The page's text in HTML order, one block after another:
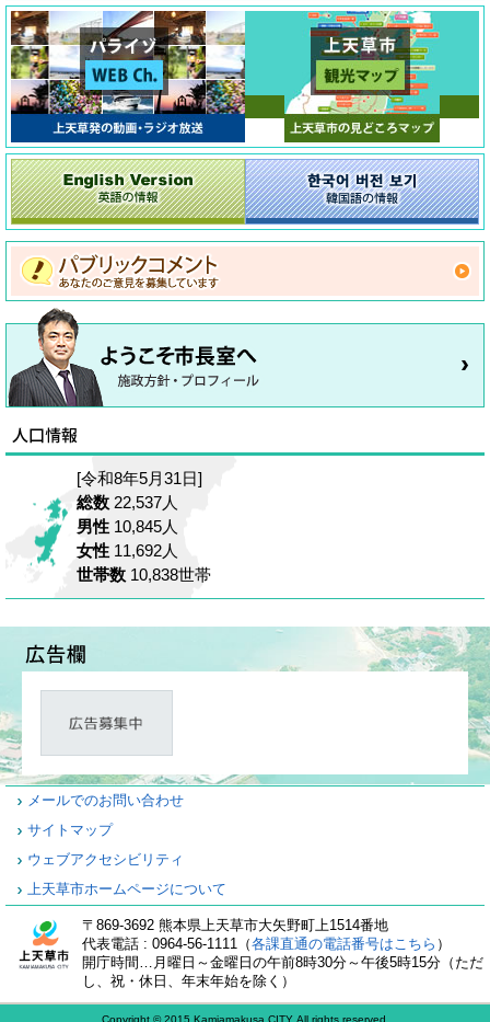
[令和8年5月31日]
総数 22,537人
男性 10,845人
女性 11,692人
世帯数 10,838世帯
メールでのお問い合わせ
サイトマップ
ウェブアクセシビリティ
上天草市ホームページについて
〒869-3692 熊本県上天草市大矢野町上1514番地
代表電話 : 0964-56-1111（各課直通の電話番号はこちら ）
開庁時間…月曜日～金曜日の午前8時30分～午後5時15分（ただ
し、祝・休日、年末年始を除く）